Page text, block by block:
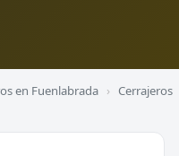
en Fuenlabrada › Cerrajeros